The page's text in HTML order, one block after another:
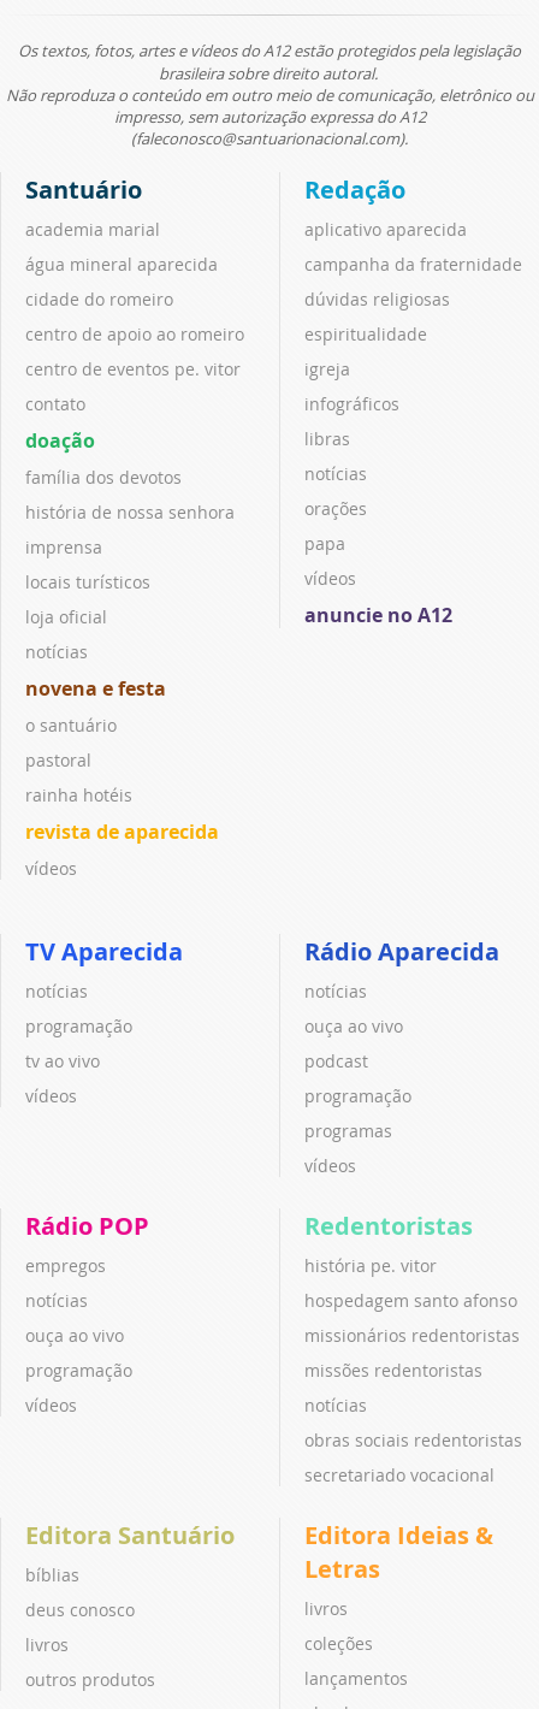
Os textos, fotos, artes e vídeos do A12 estão protegidos pela legislação
brasileira sobre direito autoral.
Não reproduza o conteúdo em outro meio de comunicação, eletrônico ou
impresso, sem autorização expressa do A12
(faleconosco@santuarionacional.com).
Santuário
academia marial
água mineral aparecida
cidade do romeiro
centro de apoio ao romeiro
centro de eventos pe. vitor
contato
doação
família dos devotos
história de nossa senhora
imprensa
locais turísticos
loja oficial
notícias
novena e festa
o santuário
pastoral
rainha hotéis
revista de aparecida
vídeos
Redação
aplicativo aparecida
campanha da fraternidade
dúvidas religiosas
espiritualidade
igreja
infográficos
libras
notícias
orações
papa
vídeos
anuncie no A12
TV Aparecida
notícias
programação
tv ao vivo
vídeos
Rádio Aparecida
notícias
ouça ao vivo
podcast
programação
programas
vídeos
Rádio POP
empregos
notícias
ouça ao vivo
programação
vídeos
Redentoristas
história pe. vitor
hospedagem santo afonso
missionários redentoristas
missões redentoristas
notícias
obras sociais redentoristas
secretariado vocacional
Editora Santuário
bíblias
deus conosco
livros
outros produtos
Editora Ideias &
Letras
livros
coleções
lançamentos